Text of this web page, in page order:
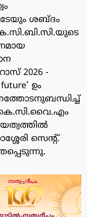
ശബ്ദം
2026 -
ഉം
സെന്റ്.